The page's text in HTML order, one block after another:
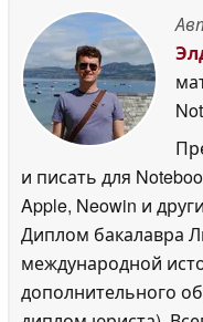
и писать для
Apple, Neowin и
Диплом бакалавра
международной
дополнительного